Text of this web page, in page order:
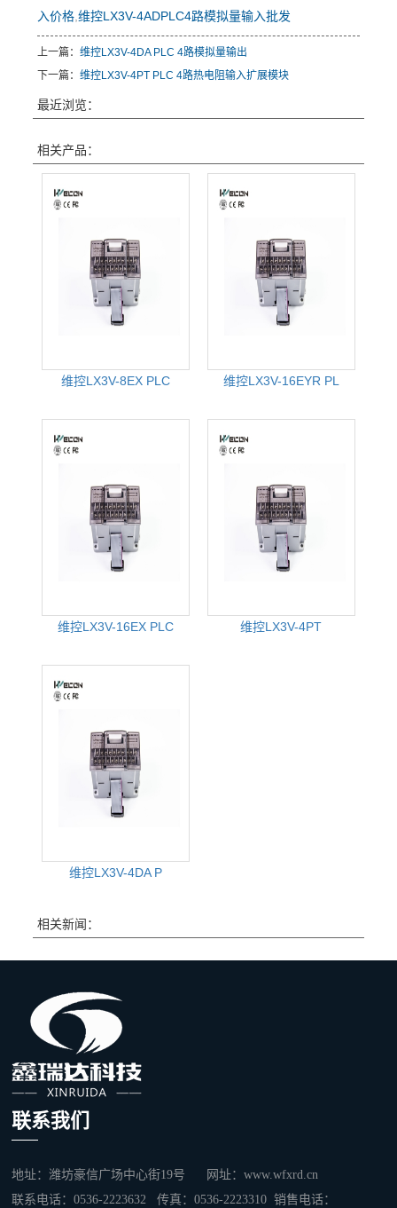
入价格 ,维控LX3V-4ADPLC4路模拟量输入批发
上一篇：维控LX3V-4DA PLC 4路模拟量输出
下一篇：维控LX3V-4PT PLC 4路热电阻输入扩展模块
最近浏览：
相关产品：
维控LX3V-8EX PLC 维控LX3V-16EYR PL
维控LX3V-16EX PLC 维控LX3V-4PT
维控LX3V-4DA P
相关新闻：
联系我们
地址：潍坊豪信广场中心街19号 网址：www.wfxrd.cn
联系电话：0536-2223632 传真：0536-2223310 销售电话：